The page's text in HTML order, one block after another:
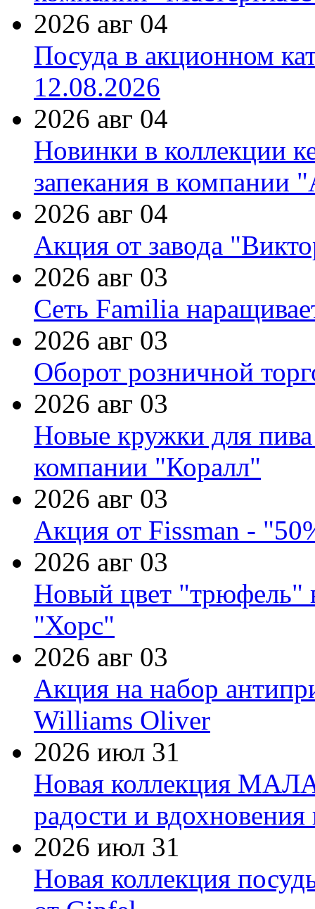
2026 авг 04
Посуда в акционном
12.08.2026
2026 авг 04
Новинки в коллекции
запекания в компании
2026 авг 04
Акция от завода
2026 авг 03
Сеть Familia
2026 авг 03
Оборот розничной
2026 авг 03
Новые кружки для
компании "Коралл"
2026 авг 03
Акция от Fissman -
2026 авг 03
Новый цвет "трюфель"
"Хорс"
2026 авг 03
Акция на набор
Williams Oliver
2026 июл 31
Новая коллекция
радости и
2026 июл 31
Новая коллекция